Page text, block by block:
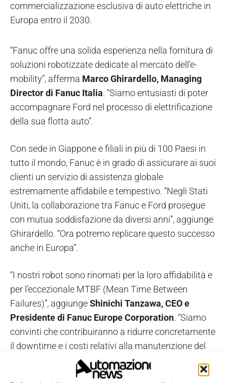
commercializzazione esclusiva di auto elettriche in
Europa entro il 2030.
“Fanuc offre una solida esperienza nella fornitura di
soluzioni robotizzate dedicate al mercato dell’e-
mobility”, afferma Marco Ghirardello, Managing
Director di Fanuc Italia. “Siamo entusiasti di poter
accompagnare Ford nel processo di elettrificazione
della sua flotta auto”.
Con sede in Giappone e filiali in più di 100 Paesi in
tutto il mondo, Fanuc è in grado di assicurare ai suoi
clienti un servizio di assistenza globale
estremamente affidabile e tempestivo. “Negli Stati
Uniti, la collaborazione tra Fanuc e Ford prosegue
con mutua soddisfazione da diversi anni”, aggiunge
Ghirardello. “Ora potremo replicare questo successo
anche in Europa”.
“I nostri robot sono rinomati per la loro affidabilità e
per l’eccezionale MTBF (Mean Time Between
Failures)”, aggiungeShinichi Tanzawa, CEO e
Presidente di Fanuc Europe Corporation. “Siamo
convinti che contribuiranno a ridurre concretamente
il downtime e i costi relativi alla manutenzione del
sito Ford di Colonia”.